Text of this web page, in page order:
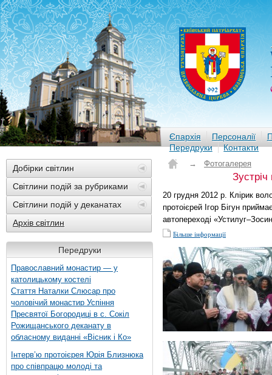
Єпархія Персоналії
Передруки
Контакти
Добірки світлин
Світлини подій за рубриками
Світлини подій у деканатах
Архів світлин
Передруки
Православний монастир — у
католицькому костелі
Стаття Наталки Слюсар про
чоловічий монастир Успіння
Пресвятої Богородиці в с. Сокіл
Рожищанського деканату в
обласному виданні «Вісник і Ко»
Інтерв’ю протоієрея Юрія Близнюка
про співпрацю молоді та
→ Фотогалерея
20 грудня 2012 р. Клірик
протоієрей Ігор Бігун
автопереході
Більше інформації